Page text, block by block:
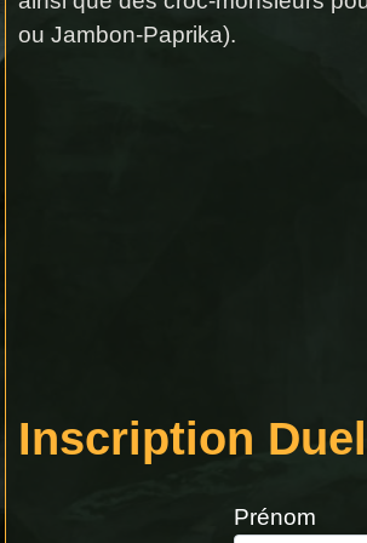
ou Jambon-Paprika).
Inscription
Prénom